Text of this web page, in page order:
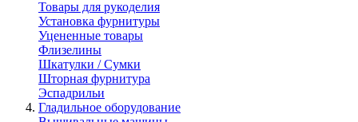
Товары для рукоделия
Установка фурнитуры
Уцененные товары
Флизелины
Шкатулки / Сумки
Шторная фурнитура
Эспадрильи
Гладильное оборудование